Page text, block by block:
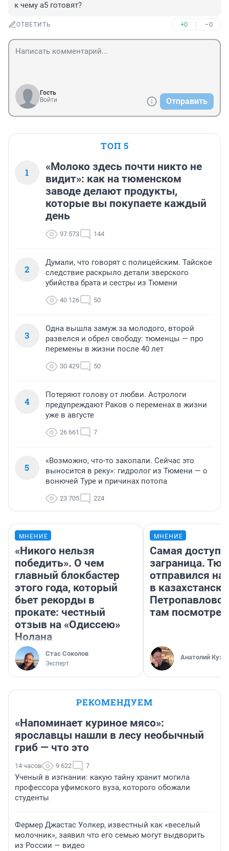
к чему а5 готовят?
ОТВЕТИТЬ +0 –0
Гость
Войти
Отправить
ТОП 5
1
«Молоко здесь почти никто не
видит»: как на тюменском
заводе делают продукты,
которые вы покупаете каждый
день
97 573 144
2
Думали, что говорят с полицейским. Тайское
следствие раскрыло детали зверского
убийства брата и сестры из Тюмени
40 126 50
3
Одна вышла замуж за молодого, второй
развелся и обрел свободу: тюменцы — про
перемены в жизни после 40 лет
30 429 50
4
Потеряют голову от любви. Астрологи
предупреждают Раков о переменах в жизни
уже в августе
26 661 7
5
«Возможно, что-то закопали. Сейчас это
выносится в реку»: гидролог из Тюмени — о
вонючей Туре и причинах потопа
23 705 224
МНЕНИЕ
«Никого нельзя
победить». О чем
главный блокбастер
этого года, который
бьет рекорды в
прокате: честный
отзыв на «Одиссею»
Нолана
Стас Соколов
Эксперт
МНЕНИЕ
Самая
заграница.
отправился
в
там
Анатолий
РЕКОМЕНДУЕМ
«Напоминает куриное мясо»:
ярославцы нашли в лесу необычный
гриб — что это
14 часов 9 622 7
Ученый в изгнании: какую тайну хранит могила
профессора уфимского вуза, которого обожали
студенты
Фермер Джастас Уолкер, известный как «веселый
молочник», заявил что его семью могут выдворить
из России — видео